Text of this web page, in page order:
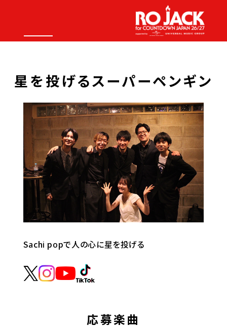
星を投げるスーパーペンギン
Sachi popで人の心に星を投げる
応募楽曲